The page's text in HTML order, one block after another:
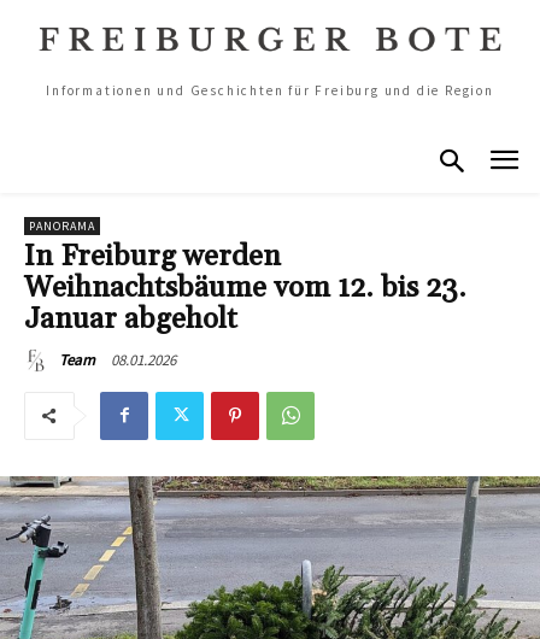
Informationen und Geschichten für Freiburg und die Region
PANORAMA
In Freiburg werden
Weihnachtsbäume vom 12. bis 23.
Januar abgeholt
Team 08.01.2026